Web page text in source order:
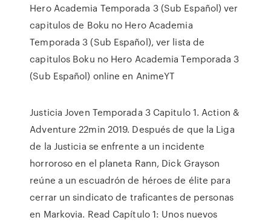
Hero Academia Temporada 3 (Sub Español) ver
capitulos de Boku no Hero Academia
Temporada 3 (Sub Español), ver lista de
capitulos Boku no Hero Academia Temporada 3
(Sub Español) online en AnimeYT
Justicia Joven Temporada 3 Capitulo 1. Action &
Adventure 22min 2019. Después de que la Liga
de la Justicia se enfrente a un incidente
horroroso en el planeta Rann, Dick Grayson
reúne a un escuadrón de héroes de élite para
cerrar un sindicato de traficantes de personas
en Markovia. Read Capítulo 1: Unos nuevos